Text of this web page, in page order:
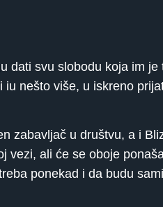
dati svu slobodu koja im
nešto više, u iskreno
zabavljač u društvu, a i
vezi, ali će se oboje
ponekad i da budu